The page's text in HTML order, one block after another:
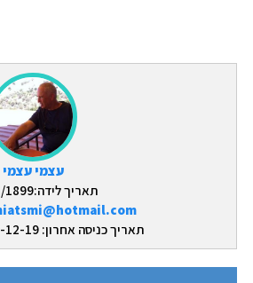
עצמי עצמי
תאריך לידה:01/01/1899
atsmiatsmi@hotmail.com
תאריך כניסה אחרון: 2020-12-19 16:50:57